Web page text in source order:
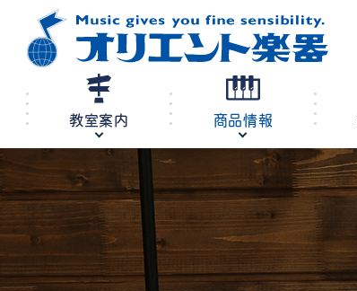
教室案内
教室案内
商品情報
商品情報
修理・調律
レンタル
店舗案内